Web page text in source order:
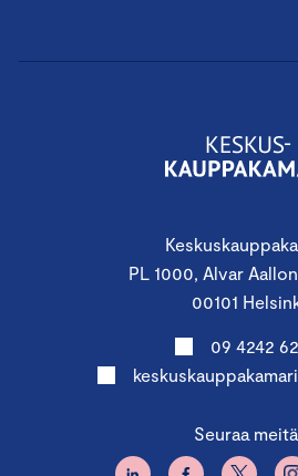
PL 1000, Alvar
00101
09 4242
Seuraa